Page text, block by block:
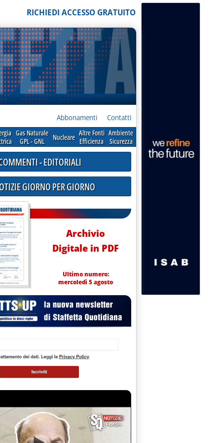
RICHIEDI ACCESSO GRATUITO
Abbonamenti Contatti
Gas Naturale
GPL - GNL
Nucleare Altre Fonti
Efficienza
Ambiente
Sicurezza
IV Conferenza Nazionale Ifec'
- EDITORIALI
GIORNO PER GIORNO
Archivio
Digitale in PDF
Ultimo numero:
mercoledì 5 agosto